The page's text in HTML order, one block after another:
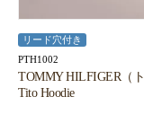
リード穴付き
PTH1002
TOMMY HILFIGER（
Tito Hoodie